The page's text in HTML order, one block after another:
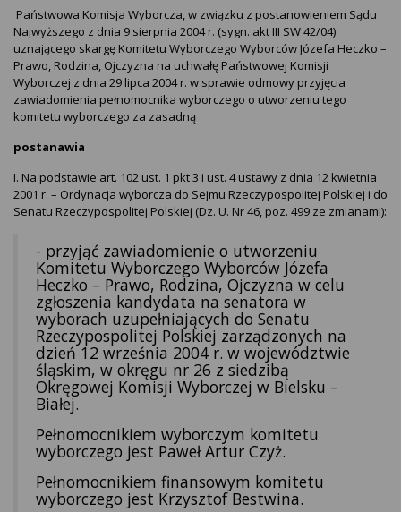
Państwowa Komisja Wyborcza, w związku z postanowieniem Sądu
Najwyższego z dnia 9 sierpnia 2004 r. (sygn. akt III SW 42/04)
uznającego skargę Komitetu Wyborczego Wyborców Józefa Heczko –
Prawo, Rodzina, Ojczyzna na uchwałę Państwowej Komisji
Wyborczej z dnia 29 lipca 2004 r. w sprawie odmowy przyjęcia
zawiadomienia pełnomocnika wyborczego o utworzeniu tego
komitetu wyborczego za zasadną
postanawia
I. Na podstawie art. 102 ust. 1 pkt 3 i ust. 4 ustawy z dnia 12 kwietnia
2001 r. – Ordynacja wyborcza do Sejmu Rzeczypospolitej Polskiej i do
Senatu Rzeczypospolitej Polskiej (Dz. U. Nr 46, poz. 499 ze zmianami):
- przyjąć zawiadomienie o utworzeniu
Komitetu Wyborczego Wyborców Józefa
Heczko – Prawo, Rodzina, Ojczyzna w celu
zgłoszenia kandydata na senatora w
wyborach uzupełniających do Senatu
Rzeczypospolitej Polskiej zarządzonych na
dzień 12 września 2004 r. w województwie
śląskim, w okręgu nr 26 z siedzibą
Okręgowej Komisji Wyborczej w Bielsku –
Białej.
Pełnomocnikiem wyborczym komitetu
wyborczego jest Paweł Artur Czyż.
Pełnomocnikiem finansowym komitetu
wyborczego jest Krzysztof Bestwina.